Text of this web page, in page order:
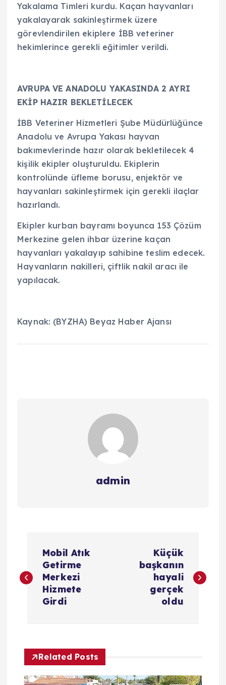
Yakalama Timleri kurdu. Kaçan hayvanları
yakalayarak sakinleştirmek üzere
görevlendirilen ekiplere İBB veteriner
hekimlerince gerekli eğitimler verildi.
AVRUPA VE ANADOLU YAKASINDA 2 AYRI
EKİP HAZIR BEKLETİLECEK
İBB Veteriner Hizmetleri Şube Müdürlüğünce
Anadolu ve Avrupa Yakası hayvan
bakımevlerinde hazır olarak bekletilecek 4
kişilik ekipler oluşturuldu. Ekiplerin
kontrolünde üfleme borusu, enjektör ve
hayvanları sakinleştirmek için gerekli ilaçlar
hazırlandı.
Ekipler kurban bayramı boyunca 153 Çözüm
Merkezine gelen ihbar üzerine kaçan
hayvanları yakalayıp sahibine teslim edecek.
Hayvanların nakilleri, çiftlik nakil aracı ile
yapılacak.
Kaynak: (BYZHA) Beyaz Haber Ajansı
admin
a
g
e
Mobil Atık
Getirme
Merkezi
Hizmete
Girdi
Küçük
başkanın
hayali
gerçek
oldu
Related Posts